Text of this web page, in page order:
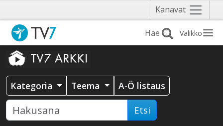
Kanavat Näytä
valikko
Valikko
Kategoria Teema A-Ö listaus
Etsi